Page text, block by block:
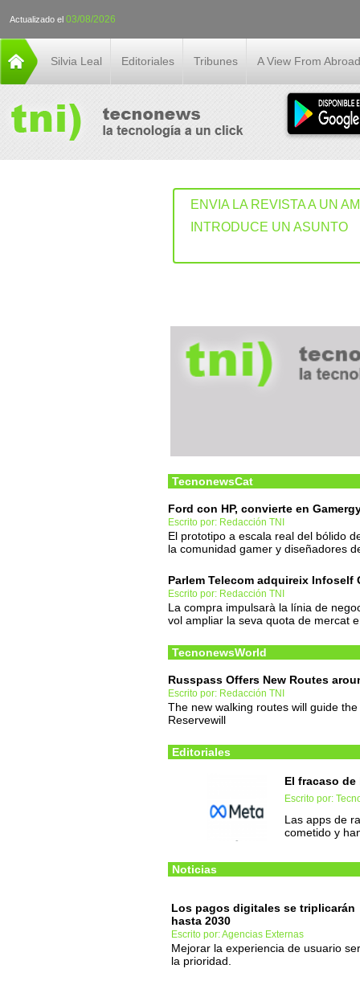
Actualizado el 03/08/2026
Silvia Leal Editoriales Tribunes A View From Abroad
ENVIA LA REVISTA A UN
INTRODUCE UN ASUNTO
TecnonewsCat
Ford con HP, convierte en
Escrito por: Redacción TNI
El prototipo a escala real del bólido
la comunidad gamer y diseñadores
Parlem Telecom adquireix
Escrito por: Redacción TNI
La compra impulsarà la línia de
vol ampliar la seva quota de mercat
TecnonewsWorld
Russpass Offers New Routes
Escrito por: Redacción TNI
The new walking routes will guide
Reservewill
Editoriales
El fracaso
Escrito por:
Las apps de
cometido y
Noticias
Los pagos digitales se triplicarán
hasta 2030
Escrito por: Agencias Externas
Mejorar la experiencia de usuario
la prioridad.